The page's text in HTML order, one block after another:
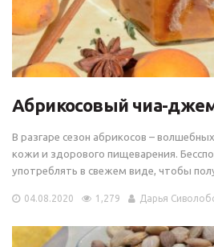
Абрикосовый чиа-
В разгаре сезон абрикосов –
кожи и здорового пищеварения.
употреблять в свежем виде, чтобы
04.08.2020 1,279 Дарья